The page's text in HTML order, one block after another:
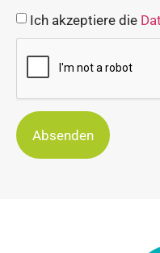
Ich akzeptiere die
Absenden